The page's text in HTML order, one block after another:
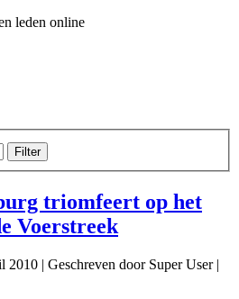
leden online
Filter
triomfeert op het
Voerstreek
2010 | Geschreven door Super User|